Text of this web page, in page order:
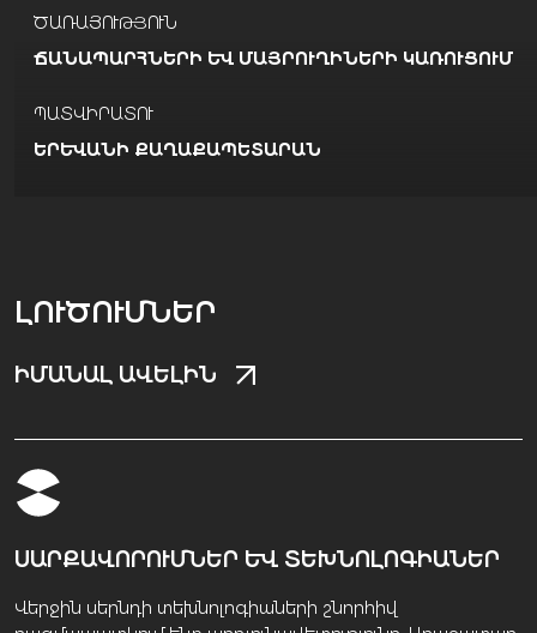
ԾԱՌԱՅՈՒԹՅՈՒՆ
ՃԱՆԱՊԱՐՀՆԵՐԻ ԵՒ ՄԱՅՐՈՒՂԻՆԵՐԻ ԿԱՌՈՒՑՈՒՄ
ՊԱՏՎԻՐԱՏՈՒ
ԵՐԵՒԱՆԻ ՔԱՂԱՔԱՊԵՏԱՐԱՆ
ԼՈՒԾՈՒՄՆԵՐ
ԻՄԱՆԱԼ ԱՎԵԼԻՆ
ՍԱՐՔԱՎՈՐՈՒՄՆԵՐ ԵՎ ՏԵԽՆՈԼՈԳԻԱՆԵՐ
Վերջին սերնդի տեխնոլոգիաների շնորհիվ